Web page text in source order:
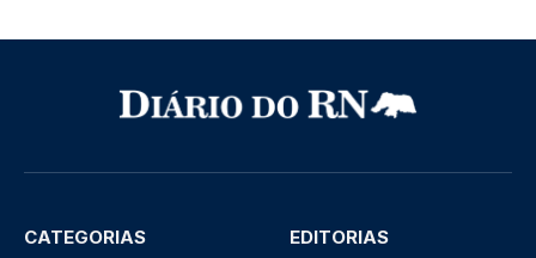
CATEGORIAS EDITORIAS